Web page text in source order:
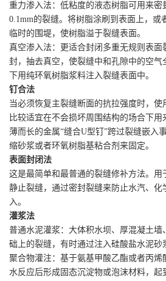
重力渗入法：低粘度的液态树脂可用来密
0.1mm的裂缝。将树脂涂刷到表面上，或
临时的围堤，使树脂溢于裂缝表面。
真空渗入法：更适合封闭多重无规则表面
封，抽去真空，使裂缝中和孔隙中的空气
下用纯环氧树脂浆料注入裂缝表面中。
钉合法
当必须恢复主裂缝断面的抗拉强度时，使
比较适宜在不会损坏周围结构的场合下
薄而长的金属“缝合U型钉”跨过裂缝嵌入
缩砂浆或者环氧树脂基粘合剂来固定。
表面封闭法
这是最简单和最普通的裂缝修补方法。用
静止裂缝，通过密封裂缝来防止水汽、化
入。
灌浆法
普通水泥灌浆：大体积水坝、厚混凝土墙
础上的裂缝，有时通过注入硅酸盐水泥砂
聚合物灌注：基于氨基甲酸乙酯或者丙烯
水反应后形成固态沉淀物或泡沫材料，起